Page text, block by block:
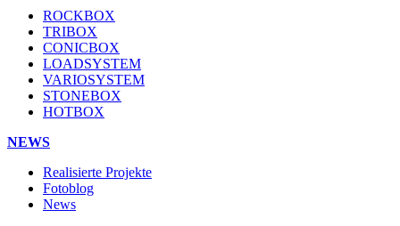
ROCKBOX
TRIBOX
CONICBOX
LOADSYSTEM
VARIOSYSTEM
STONEBOX
HOTBOX
NEWS
Realisierte Projekte
Fotoblog
News